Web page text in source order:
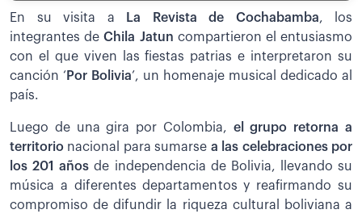
En su visita a La Revista de Cochabamba, los
integrantes de Chila Jatun compartieron el entusiasmo
con el que viven las fiestas patrias e interpretaron su
canción ‘ Por Bolivia’, un homenaje musical dedicado al
país.
Luego de una gira por Colombia, el grupo retorna a
territorio nacional para sumarse a las celebraciones por
los 201 años de independencia de Bolivia, llevando su
música a diferentes departamentos y reafirmando su
compromiso de difundir la riqueza cultural boliviana a